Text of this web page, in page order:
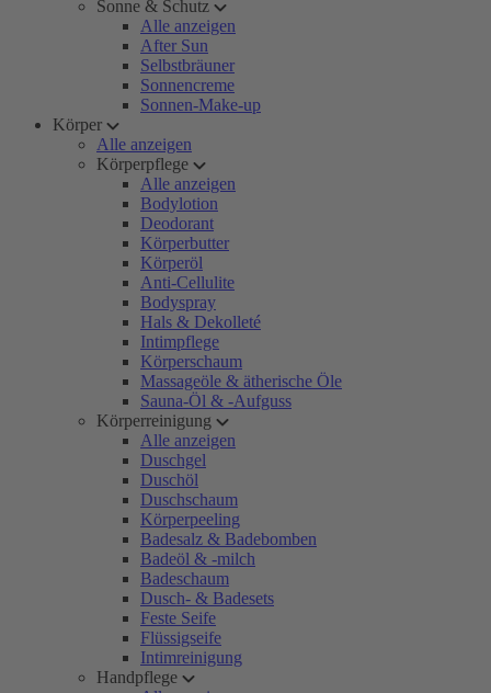
Sonne & Schutz
Alle anzeigen
After Sun
Selbstbräuner
Sonnencreme
Sonnen-Make-up
Körper
Alle anzeigen
Körperpflege
Alle anzeigen
Bodylotion
Deodorant
Körperbutter
Körperöl
Anti-Cellulite
Bodyspray
Hals & Dekolleté
Intimpflege
Körperschaum
Massageöle & ätherische Öle
Sauna-Öl & -Aufguss
Körperreinigung
Alle anzeigen
Duschgel
Duschöl
Duschschaum
Körperpeeling
Badesalz & Badebomben
Badeöl & -milch
Badeschaum
Dusch- & Badesets
Feste Seife
Flüssigseife
Intimreinigung
Handpflege